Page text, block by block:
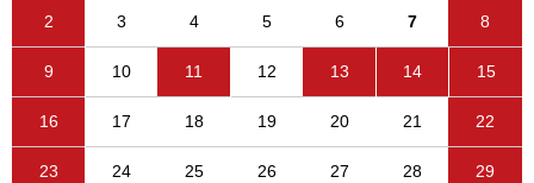
2 3 4 5 6 7 8
9 10 11 12 13 14 15
16 17 18 19 20 21 22
23 24 25 26 27 28 29